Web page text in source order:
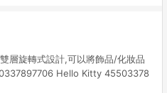
層旋轉式設計,可以將飾品/化妝品
Hello Kitty 45503378